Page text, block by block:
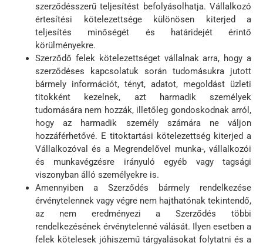
szerződésszerű teljesítést befolyásolhatja. Vállalkozó
értesítési kötelezettsége különösen kiterjed a
teljesítés minőségét és határidejét érintő
körülményekre.
Szerződő felek kötelezettséget vállalnak arra, hogy a
szerződéses kapcsolatuk során tudomásukra jutott
bármely információt, tényt, adatot, megoldást üzleti
titokként kezelnek, azt harmadik személyek
tudomására nem hozzák, illetőleg gondoskodnak arról,
hogy az harmadik személy számára ne váljon
hozzáférhetővé. E titoktartási kötelezettség kiterjed a
Vállalkozóval és a Megrendelővel munka-, vállalkozói
és munkavégzésre irányuló egyéb vagy tagsági
viszonyban álló személyekre is.
Amennyiben a Szerződés bármely rendelkezése
érvénytelennek vagy végre nem hajthatónak tekintendő,
az nem eredményezi a Szerződés többi
rendelkezésének érvénytelenné válását. Ilyen esetben a
felek kötelesek jóhiszemű tárgyalásokat folytatni és a